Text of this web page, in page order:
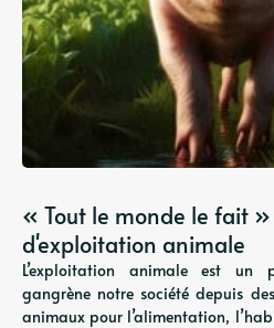
« Tout le monde le fait »
d'exploitation animale
L’exploitation animale est un
gangrène notre société depuis
animaux pour l’alimentation,